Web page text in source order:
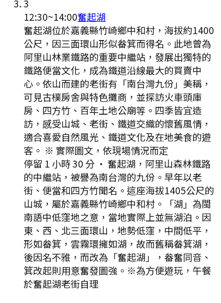
3
12:30~14:00奮起湖
奮起湖位於嘉義縣竹崎鄉中和村，海拔約1400
公尺，因三面環山形似畚箕而得名。此地曾為
阿里山林業鐵路的重要中繼站，發展出獨特的
鐵路便當文化，成為鐵道沿線最大的買賣中
心。依山而建的老街有「南台灣九份」美稱，
可見古樸房舍與特色攤商，並探訪火車頭庫
房、四方竹、百年土地公廟等。四季皆宜造
訪，感受山城、老街、鐵道交織的懷舊風情，
適合喜愛自然風光、鐵道文化及在地美食的遊
客。 ※ 實際圖文，依現場情況而定
停留 1 小時 30 分 · 奮起湖，阿里山森林鐵路
的中繼站，被譽為南台灣的九份。早年以老
街、便當和四方竹聞名。這座海拔1405公尺的
山城，屬於嘉義縣竹崎鄉中和村。「湖」為閩
南語中低窪地之意，當地實際上並無湖泊。因
東、西、北三面環山，地勢低窪，中間低平，
形如畚箕，雲霧環擁如湖，故而舊稱畚箕湖，
後因名不雅，而改為「奮起湖」，畚奮同音、
箕改起則用意奮發圖強。※為方便遊玩，午餐
於奮起湖老街自理